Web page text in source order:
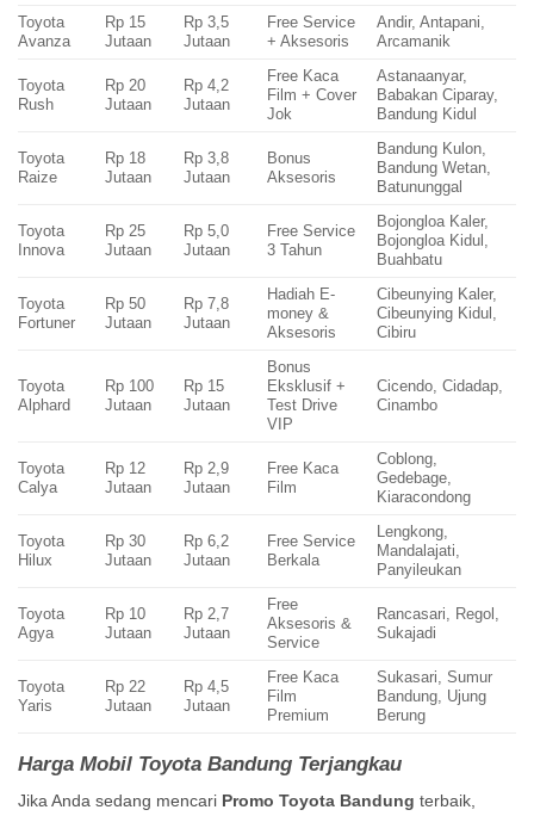
Toyota
Avanza
Rp 15
Jutaan
Rp 3,5
Jutaan
Free Service
+ Aksesoris
Andir, Antapani,
Arcamanik
Toyota
Rush
Rp 20
Jutaan
Rp 4,2
Jutaan
Free Kaca
Film + Cover
Jok
Astanaanyar,
Babakan Ciparay,
Bandung Kidul
Toyota
Raize
Rp 18
Jutaan
Rp 3,8
Jutaan
Bonus
Aksesoris
Bandung Kulon,
Bandung Wetan,
Batununggal
Toyota
Innova
Rp 25
Jutaan
Rp 5,0
Jutaan
Free Service
3 Tahun
Bojongloa Kaler,
Bojongloa Kidul,
Buahbatu
Toyota
Fortuner
Rp 50
Jutaan
Rp 7,8
Jutaan
Hadiah E-
money &
Aksesoris
Cibeunying Kaler,
Cibeunying Kidul,
Cibiru
Toyota
Alphard
Rp 100
Jutaan
Rp 15
Jutaan
Bonus
Eksklusif +
Test Drive
VIP
Cicendo, Cidadap,
Cinambo
Toyota
Calya
Rp 12
Jutaan
Rp 2,9
Jutaan
Free Kaca
Film
Coblong,
Gedebage,
Kiaracondong
Toyota
Hilux
Rp 30
Jutaan
Rp 6,2
Jutaan
Free Service
Berkala
Lengkong,
Mandalajati,
Panyileukan
Toyota
Agya
Rp 10
Jutaan
Rp 2,7
Jutaan
Free
Aksesoris &
Service
Rancasari, Regol,
Sukajadi
Toyota
Yaris
Rp 22
Jutaan
Rp 4,5
Jutaan
Free Kaca
Film
Premium
Sukasari, Sumur
Bandung, Ujung
Berung
Harga Mobil Toyota Bandung Terjangkau
Jika Anda sedang mencari Promo Toyota Bandung terbaik,